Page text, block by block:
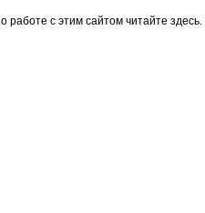
о работе с этим сайтом читайте здесь.